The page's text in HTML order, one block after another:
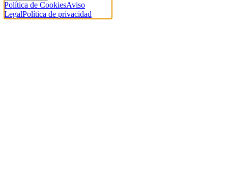
Política de CookiesAviso
LegalPolítica de privacidad